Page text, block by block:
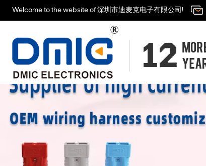
Welcome to the website of 深圳市迪麦克电子有限公司!